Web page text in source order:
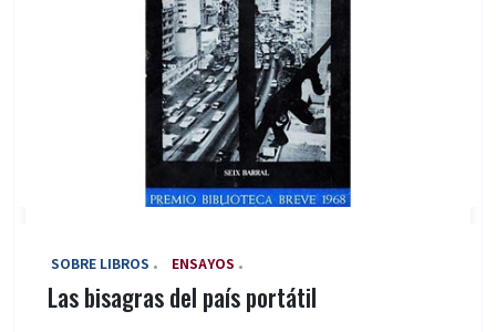
‎ SOBRE LIBROS ENSAYOS
Las bisagras del país portátil